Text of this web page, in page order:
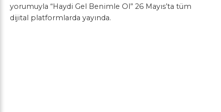
yorumuyla “Haydi Gel Benimle Ol” 26 Mayıs’ta tüm
dijital platformlarda yayında.